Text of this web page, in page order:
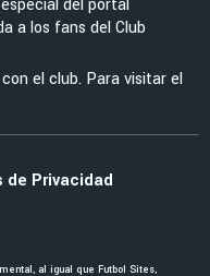
América y la Liga